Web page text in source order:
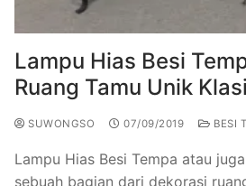
Lampu Hias Besi
Ruang Tamu Unik
SUWONGSO 07/09/2019 BESI
Lampu Hias Besi Tempa atau
sebuah bagian dari dekorasi